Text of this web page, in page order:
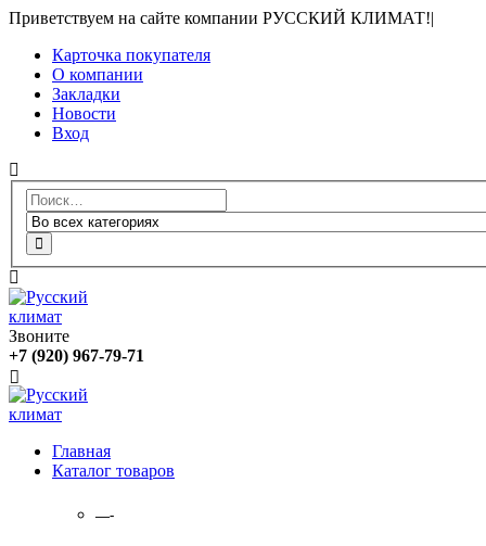
Приветствуем на сайте компании РУССКИЙ КЛИМАТ!|
Карточка покупателя
О компании
Закладки
Новости
Вход
Звоните
+7 (920) 967-79-71
Главная
Каталог товаров
—-